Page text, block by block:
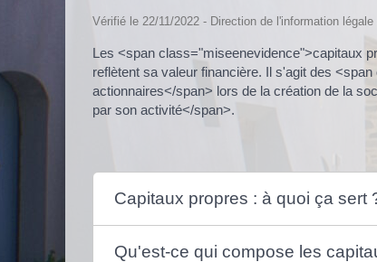
Vérifié le 22/11/2022 - Direction de l'information
Les <span class="miseenevidence">capitaux
reflètent sa valeur financière. Il s'agit des
actionnaires</span> lors de la création de la
par son activité</span>.
Capitaux propres : à quoi ça sert
Qu'est-ce qui compose les